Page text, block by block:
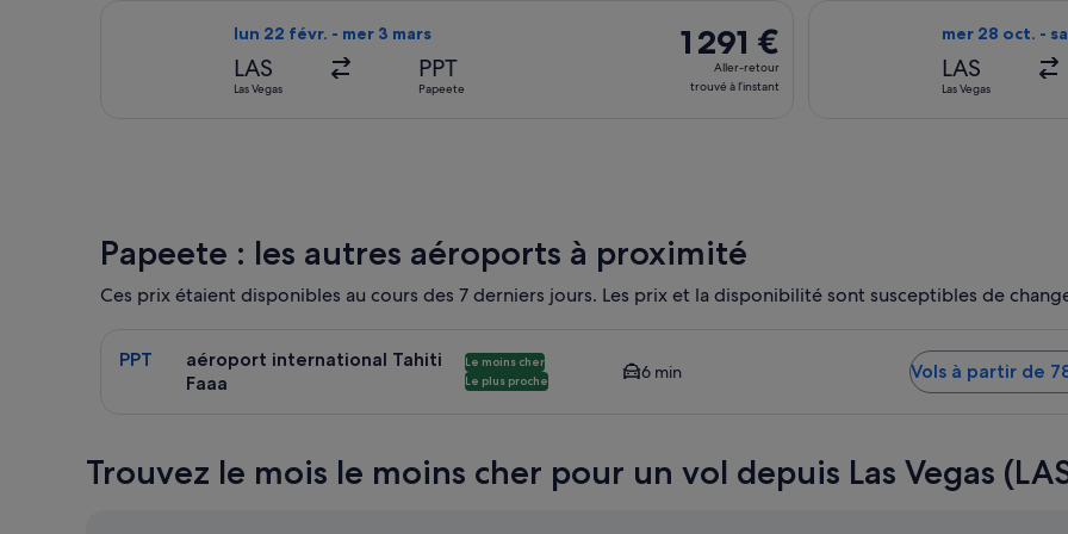
l’instant
lun 22 févr. - mer 3 mars
LAS
Las Vegas
PPT
Papeete
1 291 €
Aller-
retour,
1 291 €
Aller-retour
trouvé à l’instant
mer 28 oct. -
LAS
Las Vegas
Papeete : les autres aéroports à proximité
Ces prix étaient disponibles au cours des 7 derniers jours. Les prix et la disponibilité sont susceptibles de
PPT
aéroport international Tahiti
Faaa
Le moins cher
Le plus proche
6 min Vols à partir de
Trouvez le mois le moins cher pour un vol depuis Las Vegas